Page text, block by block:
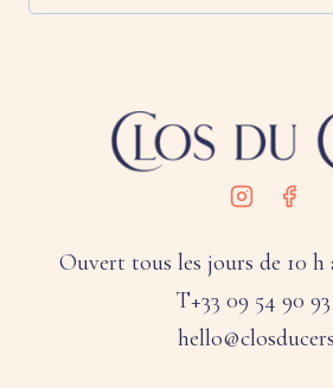
Ouvert tous les jours de 10 h
T+33 09 54 90